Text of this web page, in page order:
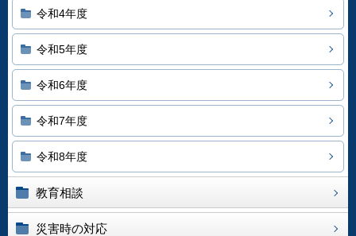
令和4年度
令和5年度
令和6年度
令和7年度
令和8年度
教育相談
災害時の対応